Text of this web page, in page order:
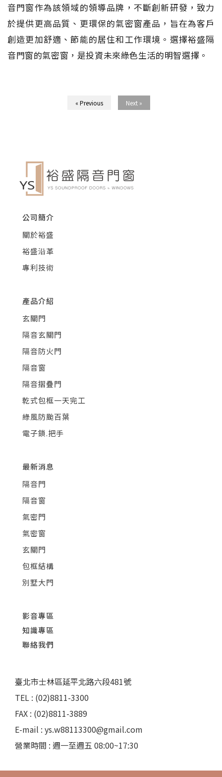
音門窗作為該領域的領導品牌，不斷創新研發，致力
於提供更高品質、更環保的氣密窗產品，旨在為客戶
創造更加舒適、節能的居住和工作環境。選擇裕盛隔
音門窗的氣密窗，是投資未來綠色生活的明智選擇。
« Previous Next »
公司簡介
關於裕盛
裕盛沿革
專利技術
產品介紹
玄關門
隔音玄關門
隔音防火門
隔音窗
隔音摺疊門
乾式包框一天完工
綠風防颱百葉
電子鎖.把手
最新消息
隔音門
隔音窗
氣密門
氣密窗
玄關門
包框結構
別墅大門
影音專區
知識專區
聯絡我們
臺北市士林區延平北路六段481號
TEL : (02)8811-3300
FAX : (02)8811-3889
E-mail : ys.w88113300@gmail.com
營業時間 : 週一至週五 08:00~17:30